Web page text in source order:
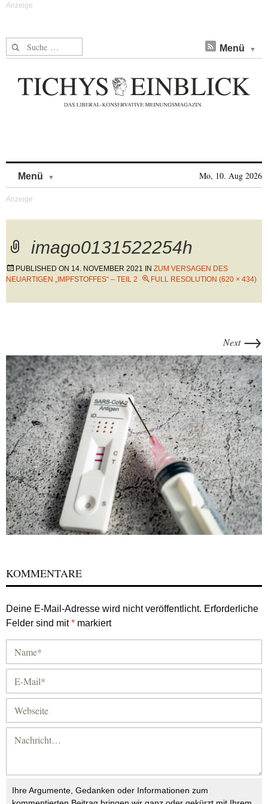
Suche nach: Menü
Menü Mo, 10. Aug 2026
imago0131522254h
PUBLISHED ON 14. NOVEMBER 2021 IN ZUM VERSAGEN DES
NEUARTIGEN „IMPFSTOFFES“ – TEIL 2
FULL RESOLUTION (620 × 434)
Next →
KOMMENTARE
Deine E-Mail-Adresse wird nicht veröffentlicht. Erforderliche
Felder sind mit* markiert
Ihre Argumente, Gedanken oder Informationen zum